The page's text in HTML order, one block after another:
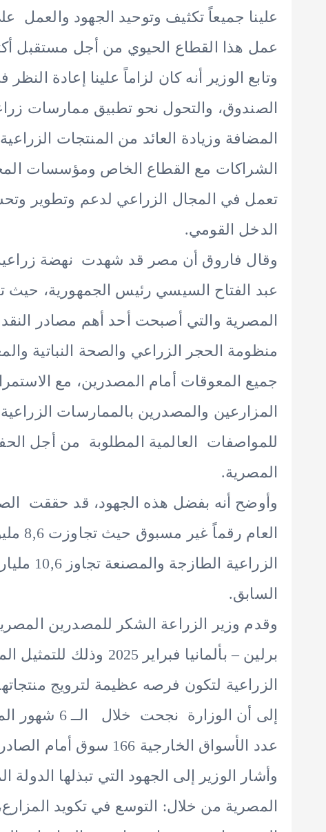
علينا جميعاً تكثيف وتوحيد الجهود والعمل
عمل هذا القطاع الحيوي من أجل مستقبل أكثر
وتابع الوزير أنه كان لزاماً علينا إعادة
الصندوق، والتحول نحو تطبيق ممارسات
المضافة وزيادة العائد من المنتجات
الشراكات مع القطاع الخاص ومؤسسات
تعمل في المجال الزراعي لدعم وتطوير
الدخل القومي.
وقال فاروق أن مصر قد شهدت نهضة
عبد الفتاح السيسي رئيس الجمهورية، حيث
المصرية والتي أصبحت أحد أهم مصادر النقد
منظومة الحجر الزراعي والصحة النباتية
جميع المعوقات أمام المصدرين، مع
المزارعين والمصدرين بالممارسات
للمواصفات العالمية المطلوبة من أجل
المصرية.
وأوضح أنه بفضل هذه الجهود، قد حققت
السابق.
وقدم وزير الزراعة الشكر للمصدرين
برلين – بألمانيا
الزراعية لتكون فرصه عظيمة لترويج
عدد الأسواق الخارجية 166 سوق أمام الصادرات الزراعية المصرية.
وأشار الوزير إلى الجهود التي تبذلها
المصرية من خلال: التوسع في تكويد